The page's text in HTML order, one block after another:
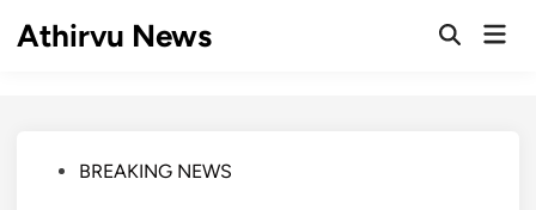
Athirvu News
OpenMain
PostedBREAKING NEWS